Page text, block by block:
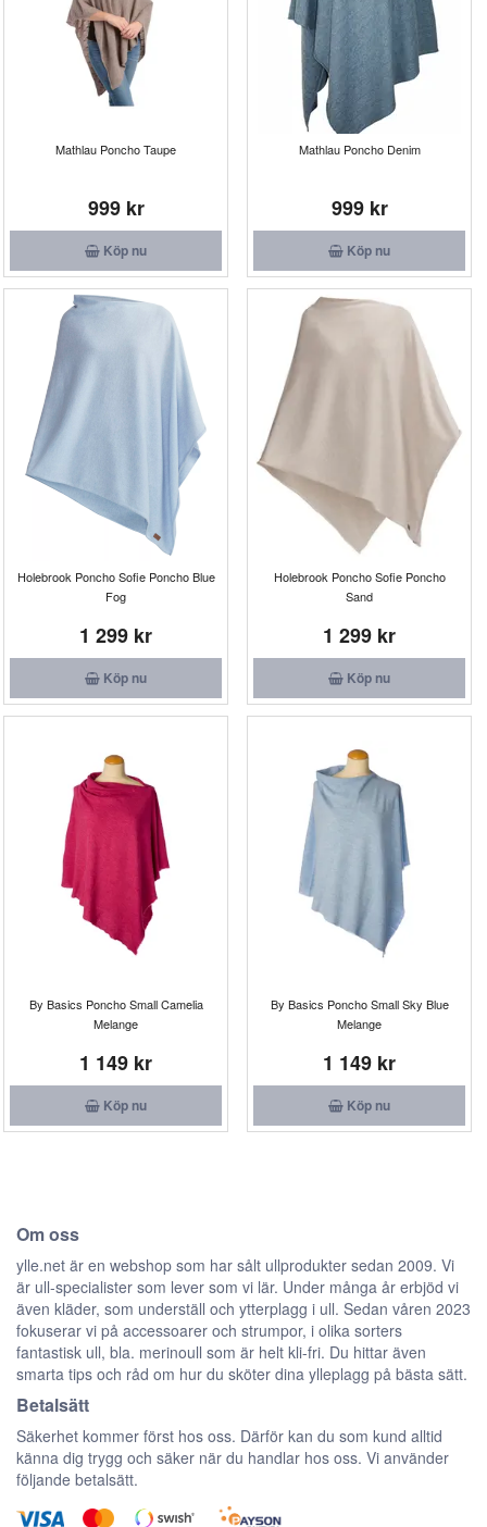
Mathlau Poncho Taupe
999 kr
Köp nu
Mathlau Poncho Denim
999 kr
Köp nu
Holebrook Poncho Sofie Poncho Blue
Fog
1 299 kr
Köp nu
Holebrook Poncho Sofie Poncho
Sand
1 299 kr
Köp nu
By Basics Poncho Small Camelia
Melange
1 149 kr
Köp nu
By Basics Poncho Small Sky Blue
Melange
1 149 kr
Köp nu
Om oss
ylle.net är en webshop som har sålt ullprodukter sedan 2009. Vi
är ull-specialister som lever som vi lär. Under många år erbjöd vi
även kläder, som underställ och ytterplagg i ull. Sedan våren 2023
fokuserar vi på accessoarer och strumpor, i olika sorters
fantastisk ull, bla. merinoull som är helt kli-fri. Du hittar även
smarta tips och råd om hur du sköter dina ylleplagg på bästa sätt.
Betalsätt
Säkerhet kommer först hos oss. Därför kan du som kund alltid
känna dig trygg och säker när du handlar hos oss. Vi använder
följande betalsätt.